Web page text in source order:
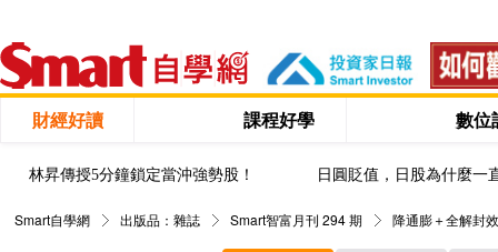
財經好讀 課程好學 數位
林昇傳授5分鐘鎖定當沖強勢股！ 日圓貶值，日股為什麼一
Smart自學網 出版品：雜誌 Smart智富月刊 294 期 降通膨＋全解封